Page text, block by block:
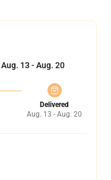
Aug. 13 - Aug. 20
Delivered
Aug. 13 - Aug. 20